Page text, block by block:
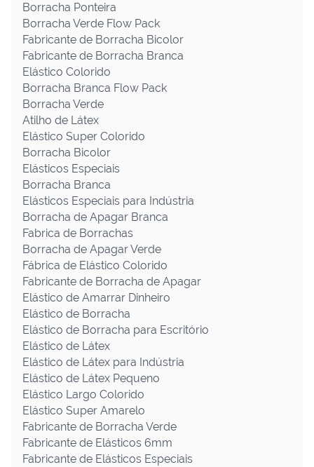
Borracha Ponteira
Borracha Verde Flow Pack
Fabricante de Borracha Bicolor
Fabricante de Borracha Branca
Elástico Colorido
Borracha Branca Flow Pack
Borracha Verde
Atilho de Látex
Elástico Super Colorido
Borracha Bicolor
Elásticos Especiais
Borracha Branca
Elásticos Especiais para Indústria
Borracha de Apagar Branca
Fabrica de Borrachas
Borracha de Apagar Verde
Fábrica de Elástico Colorido
Fabricante de Borracha de Apagar
Elástico de Amarrar Dinheiro
Elástico de Borracha
Elástico de Borracha para Escritório
Elástico de Látex
Elástico de Látex para Indústria
Elástico de Látex Pequeno
Elástico Largo Colorido
Elástico Super Amarelo
Fabricante de Borracha Verde
Fabricante de Elásticos 6mm
Fabricante de Elásticos Especiais